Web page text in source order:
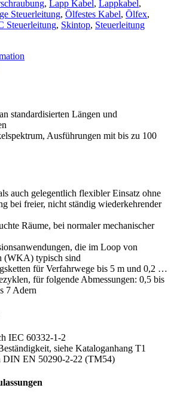
, Lapp Kabel, Lappkabel,
Steuerleitung, Ölfestes Kabel, Ölfex,
Steuerleitung, Skintop, Steuerleitung
standardisierten Längen und
Ausführungen mit bis zu 100
auch gelegentlich flexibler Einsatz ohne
bei freier, nicht ständig wiederkehrender
Räume, bei normaler mechanischer
die im Loop von
(WKA) typisch sind
für Verfahrwege bis 5 m und 0,2 …
für folgende Abmessungen: 0,5 bis
7 Adern
IEC 60332-1-2
siehe Kataloganhang T1
DIN EN 50290-2-22 (TM54)